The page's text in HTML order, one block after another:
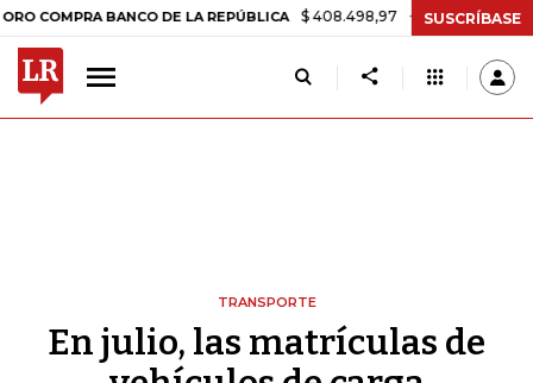
BANCO DE LA REPÚBLICA $ 408.498,97 +$ 8.753,81 +2,19%
SUSCRÍBASE
TRANSPORTE
En julio, las matrículas de